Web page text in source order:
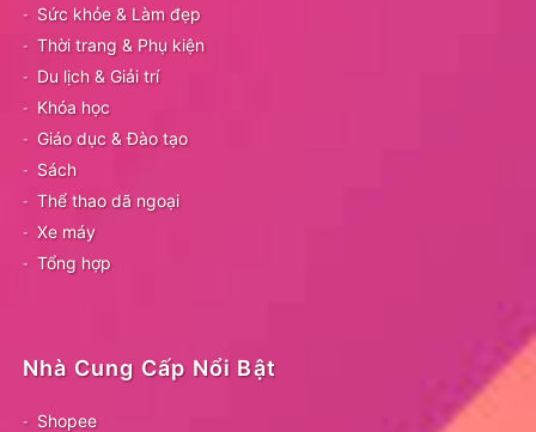
Sức khỏe & Làm đẹp
Thời trang & Phụ kiện
Du lịch & Giải trí
Khóa học
Giáo dục & Đào tạo
Sách
Thể thao dã ngoại
Xe máy
Tổng hợp
Nhà Cung Cấp Nổi Bật
Shopee